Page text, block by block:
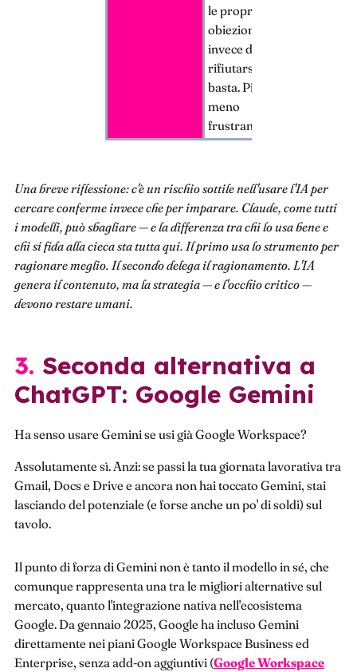
le proprie
obiezioni
invece di
rifiutarsi e
basta. Più utile,
meno
frustrante.
Una breve riflessione: c'è un rischio sottile nell'usare l'IA per
cercare conferme invece che per imparare. Claude, come tutti
i modelli, può sbagliare — e la differenza tra chi lo usa bene e
chi si fida alla cieca sta tutta qui. Il primo usa lo strumento per
ragionare meglio. Il secondo delega il ragionamento. L'IA
genera il contenuto, ma la strategia — e l'occhio critico —
devono restare umani.
3. Seconda alternativa a
ChatGPT: Google Gemini
Ha senso usare Gemini se usi già Google Workspace?
Assolutamente sì. Anzi: se passi la tua giornata lavorativa tra
Gmail, Docs e Drive e ancora non hai toccato Gemini, stai
lasciando del potenziale (e forse anche un po' di soldi) sul
tavolo.
Il punto di forza di Gemini non è tanto il modello in sé, che
comunque rappresenta una tra le migliori alternative sul
mercato, quanto l'integrazione nativa nell'ecosistema
Google. Da gennaio 2025, Google ha incluso Gemini
direttamente nei piani Google Workspace Business ed
Enterprise, senza add-on aggiuntivi (Google Workspace